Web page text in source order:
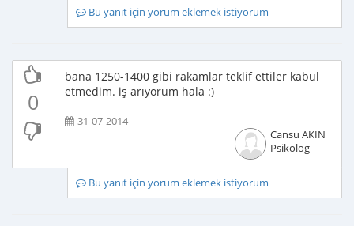
Bu yanıt için yorum eklemek istiyorum
0
bana 1250-1400 gibi rakamlar teklif ettiler kabul
etmedim. iş arıyorum hala :)
31-07-2014
Cansu AKIN
Psikolog
Bu yanıt için yorum eklemek istiyorum